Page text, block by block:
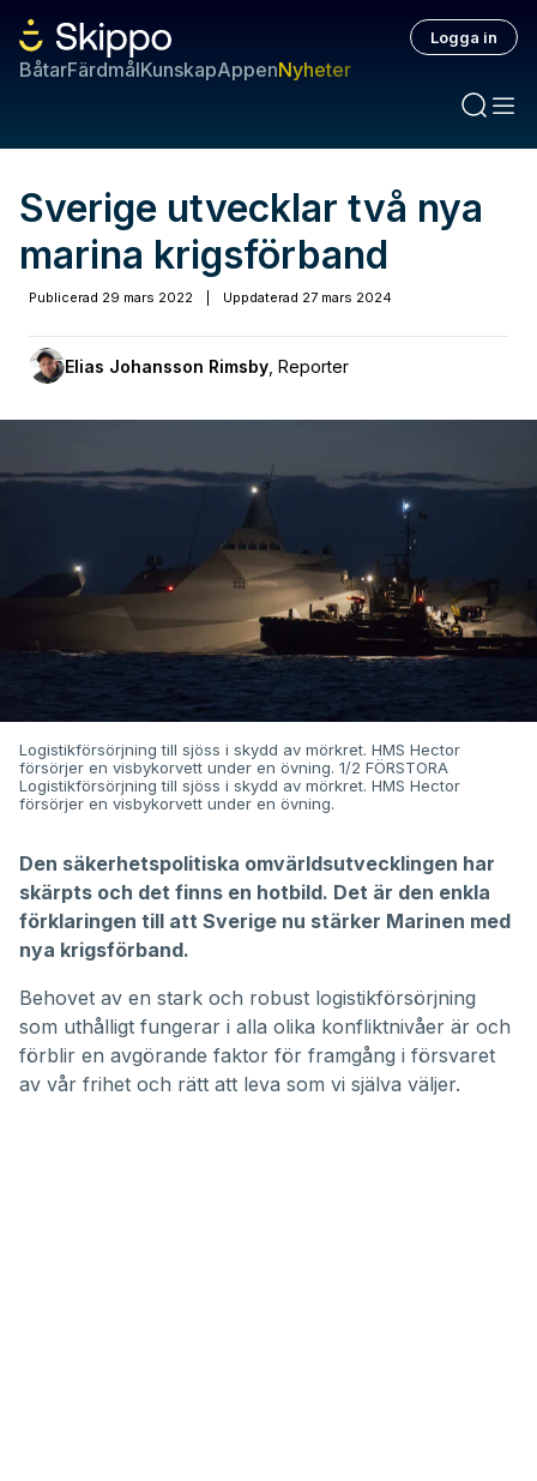
BåtarFärdmålKunskapAppenNyheter
Logga in
Sverige utvecklar två nya
marina krigsförband
Publicerad 29 mars 2022 Uppdaterad 27 mars 2024
Elias Johansson Rimsby Reporter
Logistikförsörjning till sjöss i skydd av mörkret. HMS Hector
försörjer en visbykorvett under en övning. 1/2 FÖRSTORA
Logistikförsörjning till sjöss i skydd av mörkret. HMS Hector
försörjer en visbykorvett under en övning.
Den säkerhetspolitiska omvärldsutvecklingen har
skärpts och det finns en hotbild. Det är den enkla
förklaringen till att Sverige nu stärker Marinen med
nya krigsförband.
Behovet av en stark och robust logistikförsörjning
som uthålligt fungerar i alla olika konfliktnivåer är och
förblir en avgörande faktor för framgång i försvaret
av vår frihet och rätt att leva som vi själva väljer.